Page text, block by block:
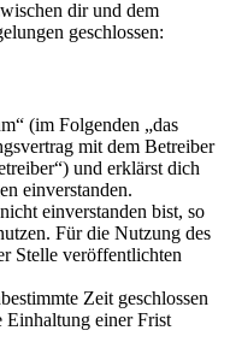
dir und dem
geschlossen:
(im Folgenden „das
mit dem Betreiber
und erklärst dich
einverstanden.
einverstanden bist, so
Für die Nutzung des
Stelle veröffentlichten
Zeit geschlossen
Einhaltung einer Frist